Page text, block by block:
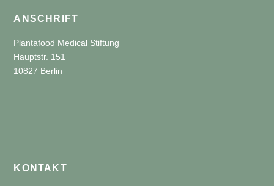
ANSCHRIFT
Plantafood Medical Stiftung
Hauptstr. 151
10827 Berlin
KONTAKT